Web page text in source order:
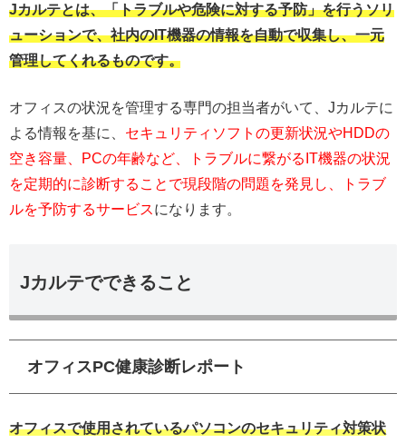
Jカルテとは、「トラブルや危険に対する予防」を行うソリ
ューションで、社内のIT機器の情報を自動で収集し、一元
管理してくれるものです。
オフィスの状況を管理する専門の担当者がいて、Jカルテに
よる情報を基に、 セキュリティソフトの更新状況やHDDの
空き容量、PCの年齢など、トラブルに繋がるIT機器の状況
を定期的に診断することで現段階の問題を発見し、トラブ
ルを予防するサービスになります。
Jカルテでできること
オフィスPC健康診断レポート
オフィスで使用されているパソコンのセキュリティ対策状